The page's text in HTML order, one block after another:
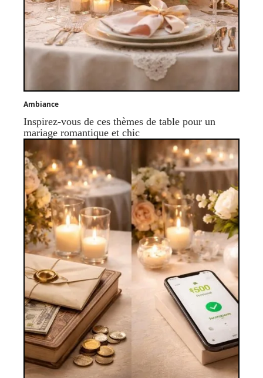
Ambiance
Inspirez-vous de ces thèmes de table pour un
mariage romantique et chic